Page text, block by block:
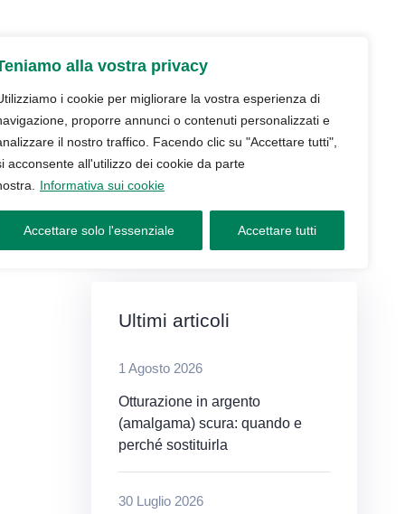
alla vostra privacy
i cookie per migliorare la vostra esperienza di
proporre annunci o contenuti personalizzati e
il nostro traffico. Facendo clic su "Accettare tutti",
acconsente all'utilizzo dei cookie da parte
Informativa sui cookie
Accettare solo l'essenziale Accettare tutti
Ultimi articoli
1 Agosto 2026
Otturazione in argento
(amalgama) scura: quando e
perché sostituirla
30 Luglio 2026